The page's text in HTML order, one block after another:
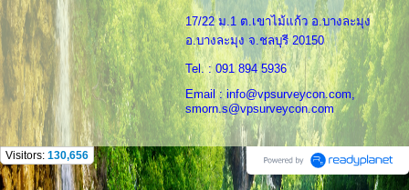
17/22 ม.1 ต.เขาไม้แก้ว อ.บางละมุง
อ.บางละมุง จ.ชลบุรี 20150
Tel. : 091 894 5936
Email : info@vpsurveycon.com,
smorn.s@vpsurveycon.com
Visitors: 130,656